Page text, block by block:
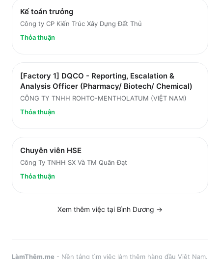
Kế toán trưởng
Công ty CP Kiến Trúc Xây Dựng Đất Thủ
Thỏa thuận
[Factory 1] DQCO - Reporting, Escalation &
Analysis Officer (Pharmacy/ Biotech/ Chemical)
CÔNG TY TNHH ROHTO-MENTHOLATUM (VIỆT NAM)
Thỏa thuận
Chuyên viên HSE
Công Ty TNHH SX Và TM Quân Đạt
Thỏa thuận
Xem thêm việc tại Bình Dương →
LàmThêm.me - Nền tảng tìm việc làm thêm hàng đầu Việt Nam.